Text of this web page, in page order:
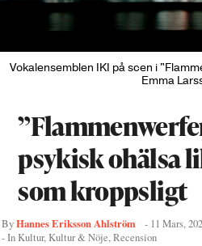
Vokalensemblen IKI på scen i
Emma
psykisk ohälsa
som kroppsligt
ByHannes Eriksson Ahlström - 11 Mars,
- In Kultur, Kultur & Nöje,Recension